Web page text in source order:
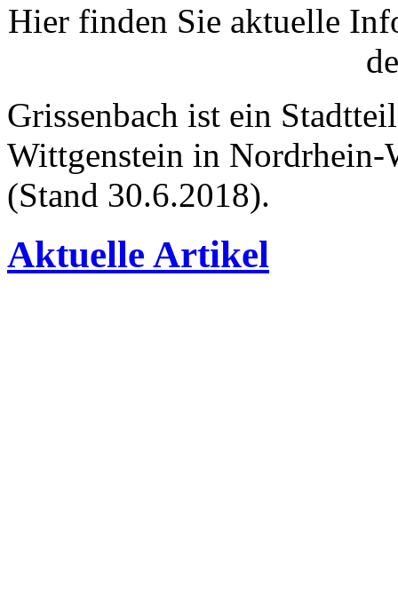
Hier finden Sie aktuelle
Grissenbach ist ein
Wittgenstein in Nordrhein-
(Stand 30.6.2018).
Aktuelle Artikel